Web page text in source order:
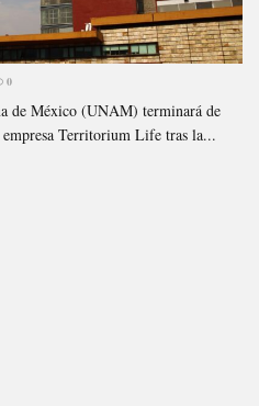
0
de México (UNAM) terminará de
Territorium Life tras la...